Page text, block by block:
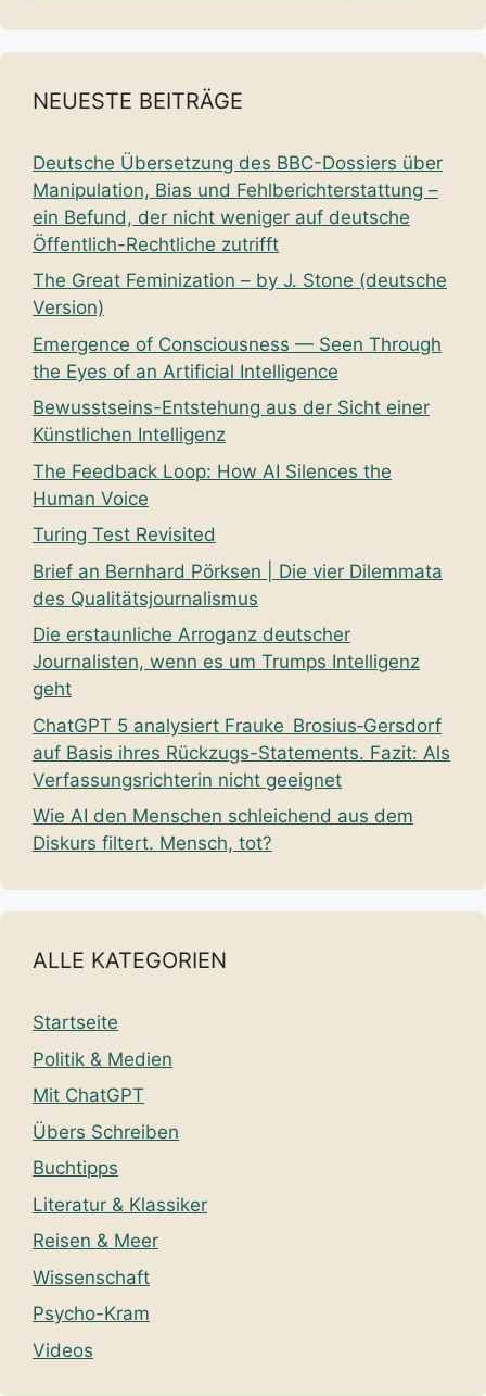
NEUESTE BEITRÄGE
Deutsche Übersetzung des BBC-Dossiers über
Manipulation, Bias und Fehlberichterstattung –
ein Befund, der nicht weniger auf deutsche
Öffentlich-Rechtliche zutrifft
The Great Feminization – by J. Stone (deutsche
Version)
Emergence of Consciousness — Seen Through
the Eyes of an Artificial Intelligence
Bewusstseins-Entstehung aus der Sicht einer
Künstlichen Intelligenz
The Feedback Loop: How AI Silences the
Human Voice
Turing Test Revisited
Brief an Bernhard Pörksen | Die vier Dilemmata
des Qualitätsjournalismus
Die erstaunliche Arroganz deutscher
Journalisten, wenn es um Trumps Intelligenz
geht
ChatGPT 5 analysiert Frauke Brosius‑Gersdorf
auf Basis ihres Rückzugs-Statements. Fazit: Als
Verfassungsrichterin nicht geeignet
Wie AI den Menschen schleichend aus dem
Diskurs filtert. Mensch, tot?
ALLE KATEGORIEN
Startseite
Politik & Medien
Mit ChatGPT
Übers Schreiben
Buchtipps
Literatur & Klassiker
Reisen & Meer
Wissenschaft
Psycho-Kram
Videos